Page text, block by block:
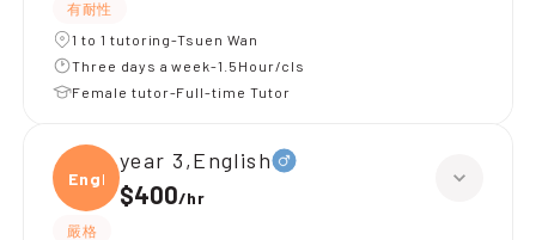
有耐性
1 to 1 tutoring-Tsuen Wan
Three days a week-1.5Hour/cls
Female tutor-Full-time Tutor
Engli
year 3,English
$400/hr
嚴格